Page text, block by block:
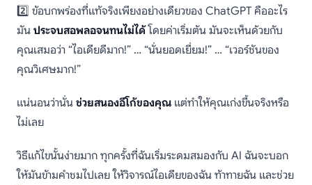
2️⃣ ข้อบกพร่องที่แท้จริงเพียงอย่างเดียวของ ChatGPT คืออะไร
มัน ประจบสอพลอจนทนไม่ได้โดยค่าเริ่มต้น มันจะเห็นด้วยกับ
คุณเสมอว่า “ไอเดียดีมาก!” … “นั่นยอดเยี่ยม!” … “เวอร์ชันของ
คุณวิเศษมาก!”
แน่นอนว่านั่น ช่วยสนองอีโก้ของคุณ แต่ทำให้คุณเก่งขึ้นจริงหรือ
ไม่เลย
วิธีแก้ไขนั้นง่ายมาก ทุกครั้งที่ฉันเริ่มระดมสมองกับ AI ฉันจะบอก
ให้มันข้ามคำชมไปเลย ให้วิจารณ์ไอเดียของฉัน ท้าทายฉัน และช่วย